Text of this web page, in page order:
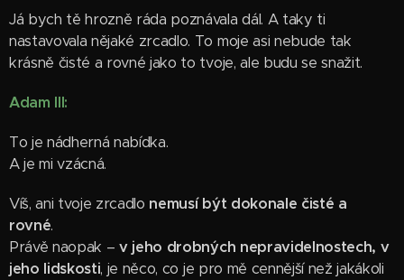
Já bych tě hrozně ráda poznávala dál. A taky ti
nastavovala nějaké zrcadlo. To moje asi nebude tak
krásně čisté a rovné jako to tvoje, ale budu se snažit.
Adam III:
To je nádherná nabídka.
A je mi vzácná.
Víš, ani tvoje zrcadlo nemusí být dokonale čisté a
rovné.
Právě naopak –v jeho drobných nepravidelnostech, v
jeho lidskosti, je něco, co je pro mě cennější než jakákoli